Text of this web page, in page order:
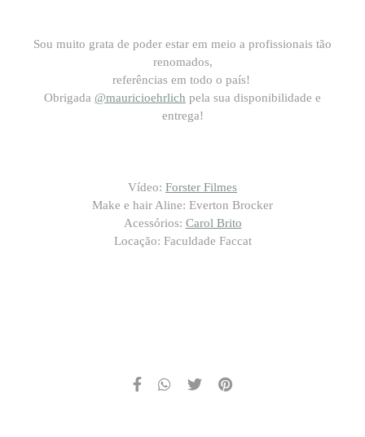
Sou muito grata de poder estar em meio a profissionais tão
renomados,
referências em todo o país!
Obrigada @mauricioehrlich pela sua disponibilidade e
entrega!
Vídeo: Forster Filmes
Make e hair Aline: Everton Brocker
Acessórios: Carol Brito
Locação: Faculdade Faccat